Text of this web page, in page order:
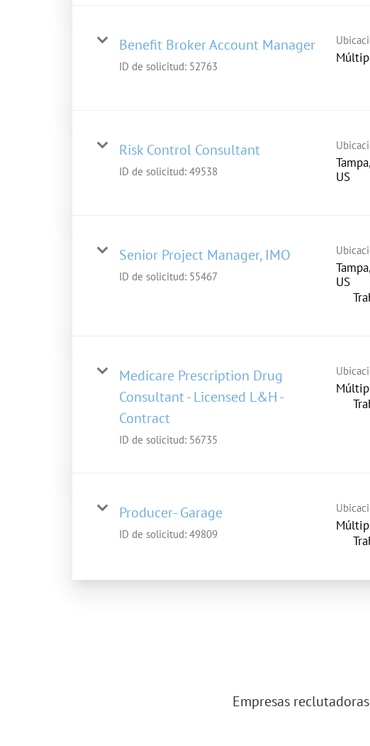
Benefit Broker Account Manager
ID de solicitud: 52763
Risk Control Consultant
ID de solicitud: 49538
Senior Project Manager, IMO
ID de solicitud: 55467
Medicare Prescription Drug
Consultant - Licensed L&H -
Contract
ID de solicitud: 56735
Producer- Garage
ID de solicitud: 49809
Empresas